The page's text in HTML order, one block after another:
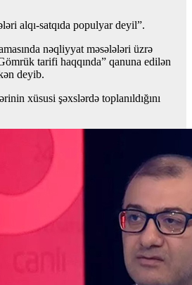
alqı-satqıda populyar deyil”.
nəqliyyat məsələləri üzrə
tarifi haqqında” qanuna edilən
deyib.
xüsusi şəxslərdə toplanıldığını